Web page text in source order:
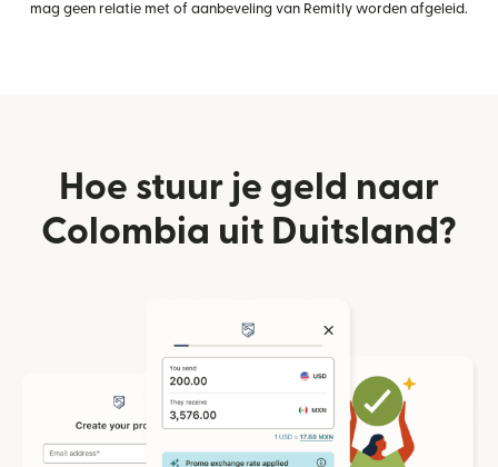
mag geen relatie met of aanbeveling van Remitly worden afgeleid.
Hoe stuur je geld naar
Colombia uit Duitsland?